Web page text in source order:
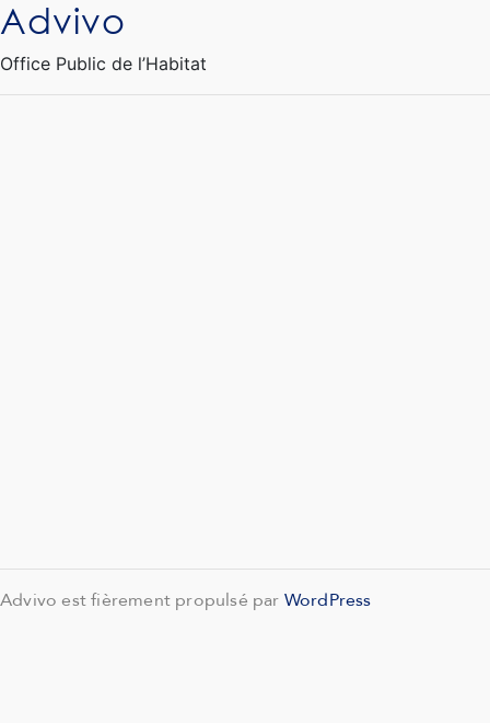
Ouvrir le Chatbot
Advivo
Office Public de l’Habitat
Advivo est fièrement propulsé par WordPress